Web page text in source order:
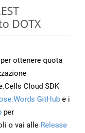
DOTX
per ottenere quota
Cloud SDK
GitHub e i
per
o vai alle Release